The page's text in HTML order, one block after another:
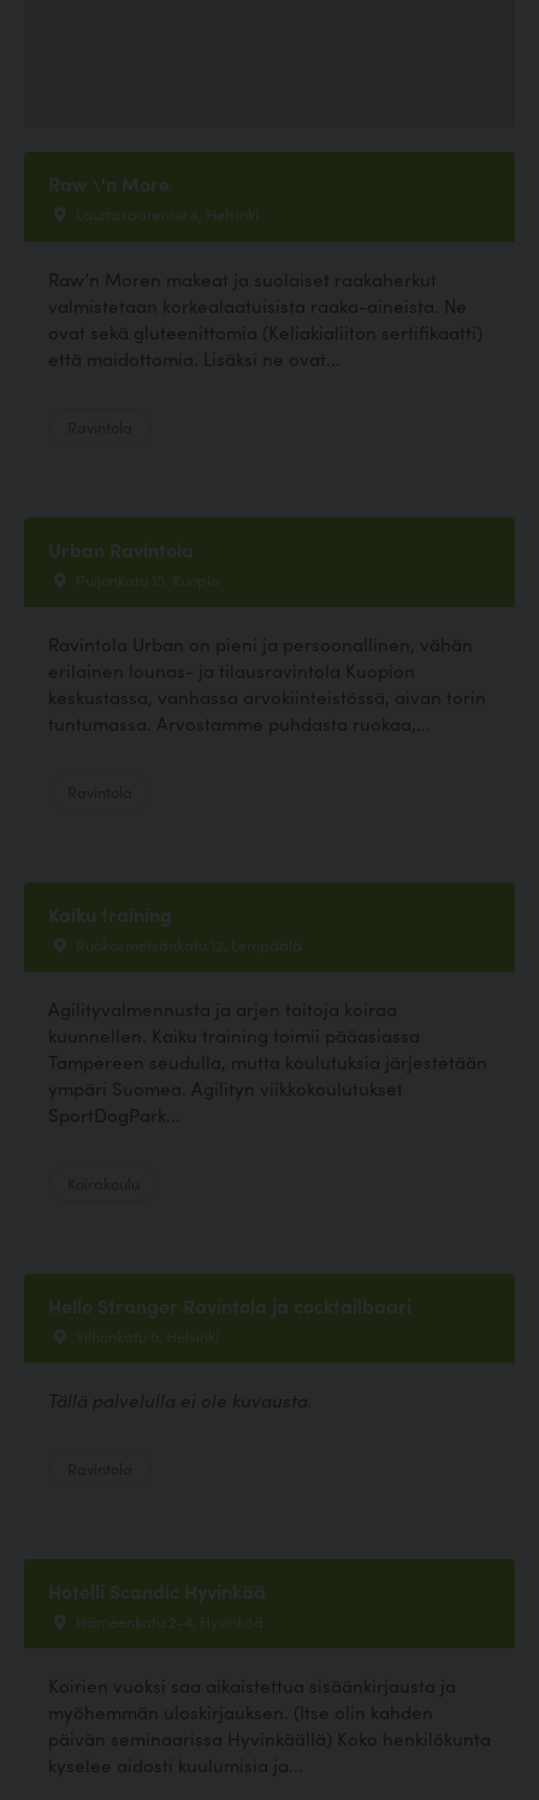
Raw \'n More
Lauttasaarentie 4, Helsinki
Raw’n Moren makeat ja suolaiset raakaherkut
valmistetaan korkealaatuisista raaka-aineista. Ne
ovat sekä gluteenittomia (Keliakialiiton sertifikaatti)
että maidottomia. Lisäksi ne ovat...
Urban Ravintola
Puijonkatu 15, Kuopio
Ravintola Urban on pieni ja persoonallinen, vähän
erilainen lounas- ja tilausravintola Kuopion
keskustassa, vanhassa arvokiinteistössä, aivan torin
tuntumassa. Arvostamme puhdasta ruokaa,...
Kaiku training
Ruokosmetsänkatu 12, Lempäälä
Agilityvalmennusta ja arjen taitoja koiraa
kuunnellen. Kaiku training toimii pääasiassa
Tampereen seudulla, mutta koulutuksia järjestetään
ympäri Suomea. Agilityn viikkokoulutukset
SportDogPark...
Hello Stranger Ravintola ja cocktailbaari
Vilhonkatu 6, Helsinki
Tällä palvelulla ei ole kuvausta.
Hotelli Scandic Hyvinkää
Hämeenkatu 2-4, Hyvinkää
Koirien vuoksi saa aikaistettua sisäänkirjausta ja
myöhemmän uloskirjauksen. (Itse olin kahden
päivän seminaarissa Hyvinkäällä) Koko henkilökunta
kyselee aidosti kuulumisia ja...